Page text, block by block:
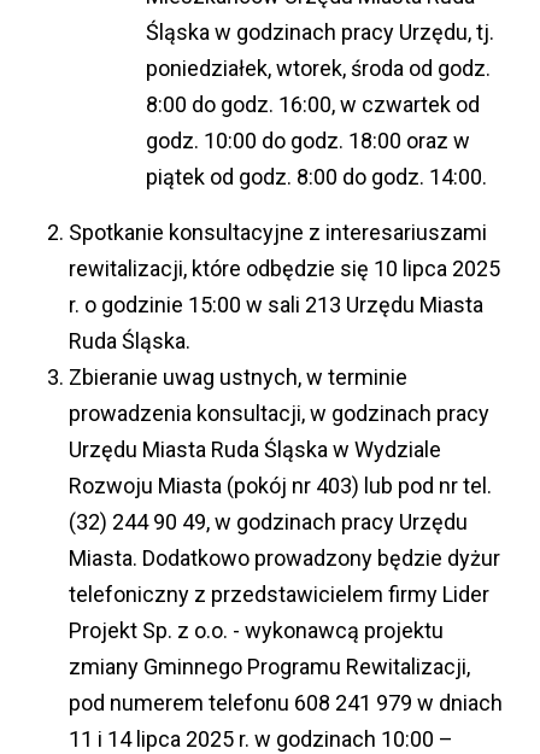
Śląska w godzinach pracy Urzędu, tj.
poniedziałek, wtorek, środa od godz.
8:00 do godz. 16:00, w czwartek od
godz. 10:00 do godz. 18:00 oraz w
piątek od godz. 8:00 do godz. 14:00.
Spotkanie konsultacyjne z interesariuszami
rewitalizacji, które odbędzie się 10 lipca 2025
r. o godzinie 15:00 w sali 213 Urzędu Miasta
Ruda Śląska.
Zbieranie uwag ustnych, w terminie
prowadzenia konsultacji, w godzinach pracy
Urzędu Miasta Ruda Śląska w Wydziale
Rozwoju Miasta (pokój nr 403) lub pod nr tel.
(32) 244 90 49, w godzinach pracy Urzędu
Miasta. Dodatkowo prowadzony będzie dyżur
telefoniczny z przedstawicielem firmy Lider
Projekt Sp. z o.o. - wykonawcą projektu
zmiany Gminnego Programu Rewitalizacji,
pod numerem telefonu 608 241 979 w dniach
11 i 14 lipca 2025 r. w godzinach 10:00 –